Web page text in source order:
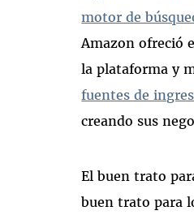
motor de
Amazon ofreció
la plataforma y
fuentes de
creando sus
El buen trato
buen trato para